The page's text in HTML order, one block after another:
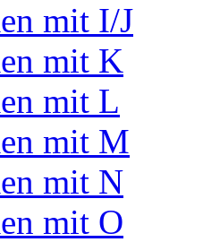
mit I/J
mit K
mit L
mit M
mit N
mit O